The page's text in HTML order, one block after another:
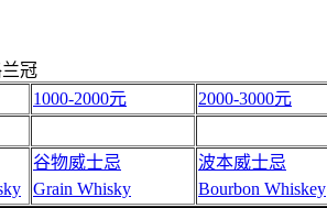
兰冠
1000-2000元 2000-3000元
谷物威士忌
Grain Whisky
波本威士忌
Bourbon Whiskey